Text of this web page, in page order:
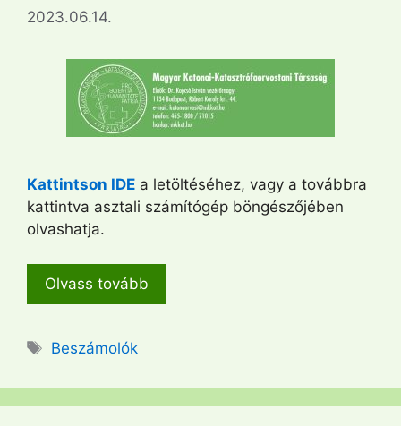
2023.06.14.
Kattintson IDE a letöltéséhez, vagy a továbbra
kattintva asztali számítógép böngészőjében
olvashatja.
Olvass tovább
Címkék
Beszámolók